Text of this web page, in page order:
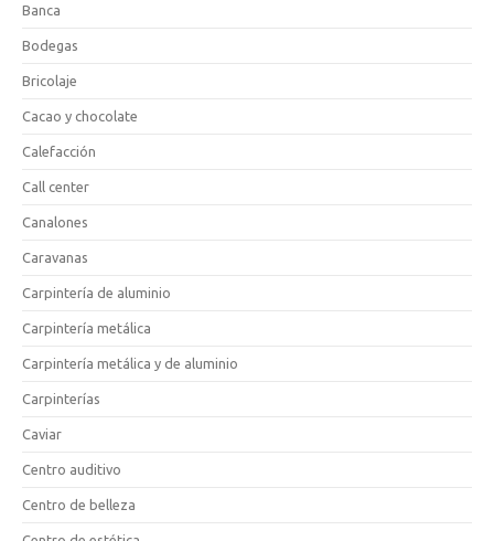
Banca
Bodegas
Bricolaje
Cacao y chocolate
Calefacción
Call center
Canalones
Caravanas
Carpintería de aluminio
Carpintería metálica
Carpintería metálica y de aluminio
Carpinterías
Caviar
Centro auditivo
Centro de belleza